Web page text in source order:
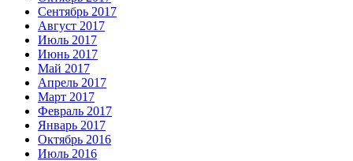
Сентябрь 2017
Август 2017
Июль 2017
Июнь 2017
Май 2017
Апрель 2017
Март 2017
Февраль 2017
Январь 2017
Октябрь 2016
Июль 2016